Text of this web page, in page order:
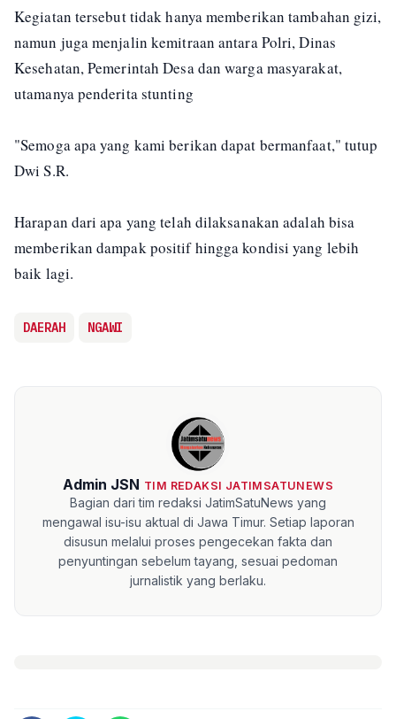
Kegiatan tersebut tidak hanya memberikan tambahan gizi,
namun juga menjalin kemitraan antara Polri, Dinas
Kesehatan, Pemerintah Desa dan warga masyarakat,
utamanya penderita stunting
"Semoga apa yang kami berikan dapat bermanfaat," tutup
Dwi S.R.
Harapan dari apa yang telah dilaksanakan adalah bisa
memberikan dampak positif hingga kondisi yang lebih
baik lagi.
DAERAH NGAWI
Admin JSN TIM REDAKSI JATIMSATUNEWS
Bagian dari tim redaksi JatimSatuNews yang
mengawal isu-isu aktual di Jawa Timur. Setiap laporan
disusun melalui proses pengecekan fakta dan
penyuntingan sebelum tayang, sesuai pedoman
jurnalistik yang berlaku.